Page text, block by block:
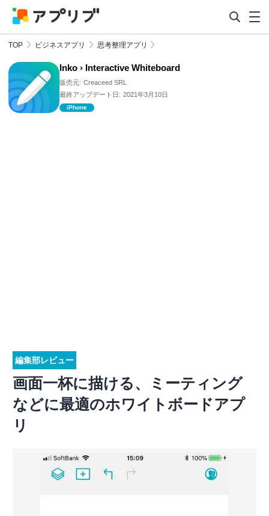
TOP ビジネスアプリ 思考整理アプリ
Inko › Interactive Whiteboard
販売元: Creaceed SRL
最終アップデート日: 2021年3月10日
iPhone
編集部レビュー
画面一杯に描ける、ミーティング
などに最適のホワイトボードアプ
リ